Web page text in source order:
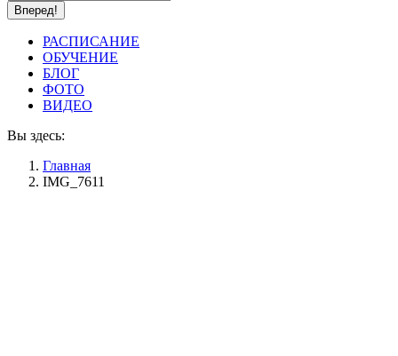
РАСПИСАНИЕ
ОБУЧЕНИЕ
БЛОГ
ФОТО
ВИДЕО
Вы здесь:
Главная
IMG_7611